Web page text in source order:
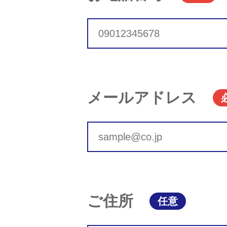
メールアドレス
ご住所 任意